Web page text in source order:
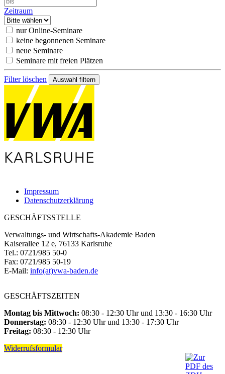
Zeitraum
nur Online-Seminare
keine begonnenen Seminare
neue Seminare
Seminare mit freien Plätzen
Filter löschen
Impressum
Datenschutzerklärung
GESCHÄFTSSTELLE
Verwaltungs- und Wirtschafts-Akademie Baden
Kaiserallee 12 e, 76133 Karlsruhe
Tel.: 0721/985 50-0
Fax: 0721/985 50-19
E-Mail: info(at)vwa-baden.de
GESCHÄFTSZEITEN
Montag bis Mittwoch: 08:30 - 12:30 Uhr und 13:30 - 16:30 Uhr
Donnerstag: 08:30 - 12:30 Uhr und 13:30 - 17:30 Uhr
Freitag: 08:30 - 12:30 Uhr
Widerrufsformular